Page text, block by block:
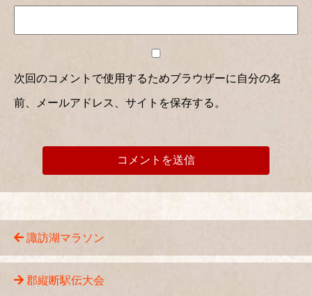
次回のコメントで使用するためブラウザーに自分の名
前、メールアドレス、サイトを保存する。
諏訪湖マラソン
郡縦断駅伝大会